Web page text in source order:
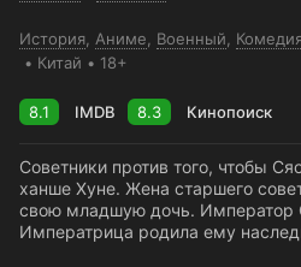
История Аниме Военный
Китай
18+
8.1 IMDB 8.3 Кинопоиск
Советники против того, чтобы
ханше Хуне. Жена старшего
свою младшую дочь. Император
Императрица родила ему